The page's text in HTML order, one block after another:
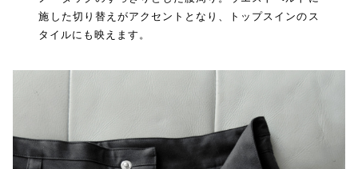
施した切り替えがアクセントとなり、トップスインのス
タイルにも映えます。